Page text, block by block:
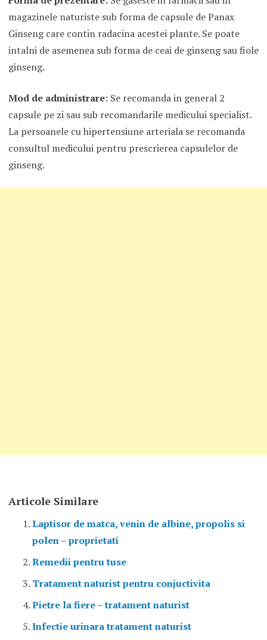
magazinele naturiste sub forma de capsule de Panax
Ginseng care contin radacina acestei plante. Se poate
intalni de asemenea sub forma de ceai de ginseng sau fiole
ginseng.
Mod de administrare:Se recomanda in general 2
capsule pe zi sau sub recomandarile medicului specialist.
La persoanele cu hipertensiune arteriala se recomanda
consultul medicului pentru prescrierea capsulelor de
ginseng.
Articole Similare
Laptisor de matca, venin de albine, propolis si
polen – proprietati
Remedii pentru tuse
Tratament naturist pentru conjuctivita
Pietre la fiere – tratament naturist
Infectie urinara tratament naturist